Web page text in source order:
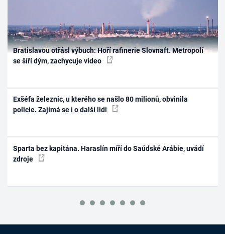
Bratislavou otřásl výbuch: Hoří rafinerie Slovnaft. Metropolí
se šíří dým, zachycuje video
Exšéfa železnic, u kterého se našlo 80 milionů, obvinila
policie. Zajímá se i o další lidi
Sparta bez kapitána. Haraslín míří do Saúdské Arábie, uvádí
zdroje